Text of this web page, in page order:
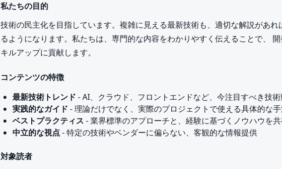
私たちの目的
技術の民主化を目指しています。複雑に見える最新技術も、適切な解説があれ
るようになります。私たちは、専門的な内容をわかりやすく伝えることで、
キルアップに貢献します。
コンテンツの特徴
最新技術トレンド - AI、クラウド、フロントエンドなど、今注目すべき技
実践的なガイド - 理論だけでなく、実際のプロジェクトで使える具体的な
ベストプラクティス - 業界標準のアプローチと、経験に基づくノウハウを
中立的な視点 - 特定の技術やベンダーに偏らない、客観的な情報提供
対象読者